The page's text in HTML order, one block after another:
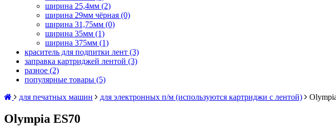
ширина 25,4мм (2)
ширина 29мм чёрная (0)
ширина 31,75мм (0)
ширина 35мм (1)
ширина 375мм (1)
краситель для подпитки лент (3)
заправка картриджей лентой (3)
разное (2)
популярные товары (5)
для печатных машин
для электронных п/м (используются картриджи с лентой)
Olympia ES70